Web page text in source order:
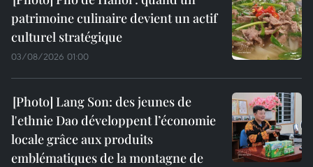
patrimoine culinaire devient un actif
culturel stratégique
03/08/2026 01:00
Lang Son: des jeunes de
l'ethnie Dao développent l’économie
locale grâce aux produits
emblématiques de la montagne de